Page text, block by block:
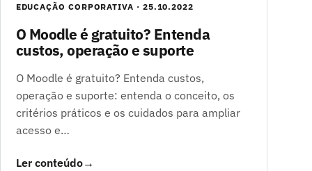
EDUCAÇÃO CORPORATIVA · 25.10.2022
O Moodle é gratuito? Entenda
custos, operação e suporte
O Moodle é gratuito? Entenda custos,
operação e suporte: entenda o conceito, os
critérios práticos e os cuidados para ampliar
acesso e…
Ler conteúdo→